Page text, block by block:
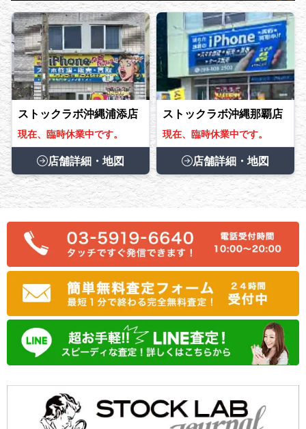
ストックラボ沖縄浦添店
現在、臨時休業中です。
店舗詳細・地図
ストックラボ沖縄那覇店
現在、臨時休業中です。
店舗詳細・地図